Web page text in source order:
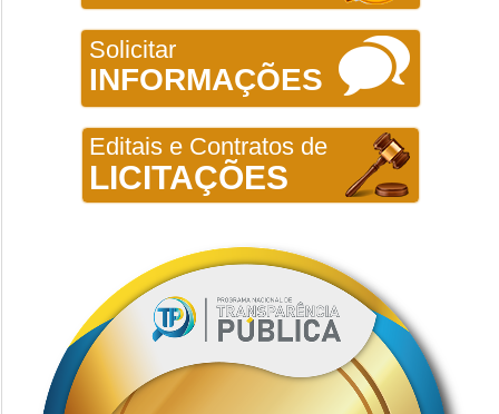
Solicitar
INFORMAÇÕES
Editais e Contratos de
LICITAÇÕES